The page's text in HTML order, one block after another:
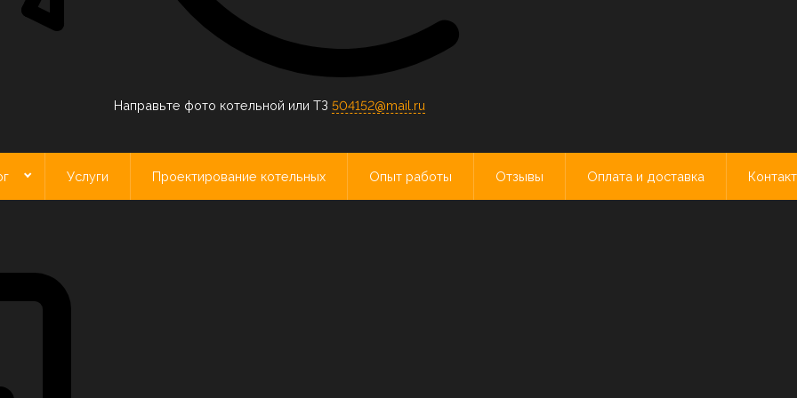
Направьте фото котельной или ТЗ 504152@mail.ru
Услуги Проектирование котельных Опыт работы Отзывы Оплата и доставка